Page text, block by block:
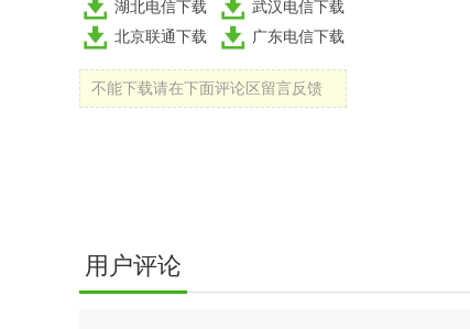
湖北电信下载
武汉电信下载
北京联通下载
广东电信下载
不能下载请在下面评论区留言反馈
用户评论